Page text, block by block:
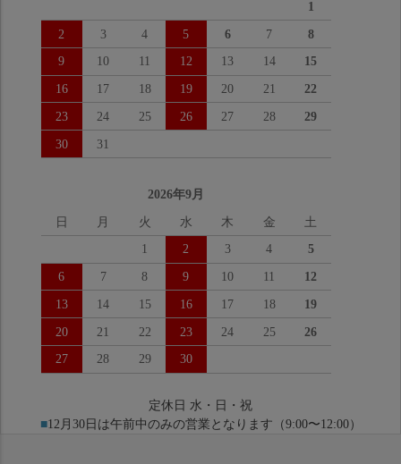
1
2 3 4 5 6 7 8
9 10 11 12 13 14 15
16 17 18 19 20 21 22
23 24 25 26 27 28 29
30 31
2026年9月
日 月 火 水 木 金 土
1 2 3 4 5
6 7 8 9 10 11 12
13 14 15 16 17 18 19
20 21 22 23 24 25 26
27 28 29 30
定休日 水・日・祝
■12月30日は午前中のみの営業となります（9:00〜12:00）